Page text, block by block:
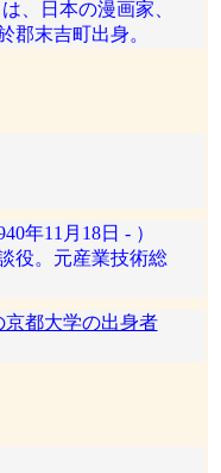
、日本の漫画家、
郡末吉町出身。
年11月18日 - ）
役。元産業技術総
京都大学の出身者